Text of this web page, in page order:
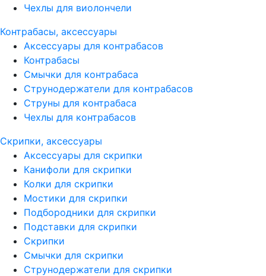
Чехлы для виолончели
Контрабасы, аксессуары
Аксессуары для контрабасов
Контрабасы
Смычки для контрабаса
Струнодержатели для контрабасов
Струны для контрабаса
Чехлы для контрабасов
Скрипки, аксессуары
Аксессуары для скрипки
Канифоли для скрипки
Колки для скрипки
Мостики для скрипки
Подбородники для скрипки
Подставки для скрипки
Скрипки
Смычки для скрипки
Струнодержатели для скрипки